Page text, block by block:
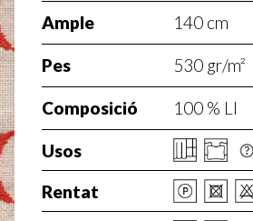
Ample 140 cm
Pes 530 gr/m²
Composició 100 % LI
Usos
Rentat